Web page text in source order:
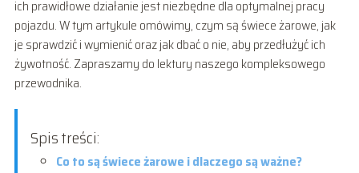
ich prawidłowe działanie jest niezbędne dla optymalnej pracy
pojazdu. W tym artykule omówimy, czym są świece żarowe, jak
je sprawdzić i wymienić oraz jak dbać o nie, aby przedłużyć ich
żywotność. Zapraszamy do lektury naszego kompleksowego
przewodnika.
Spis treści:
Co to są świece żarowe i dlaczego są ważne?